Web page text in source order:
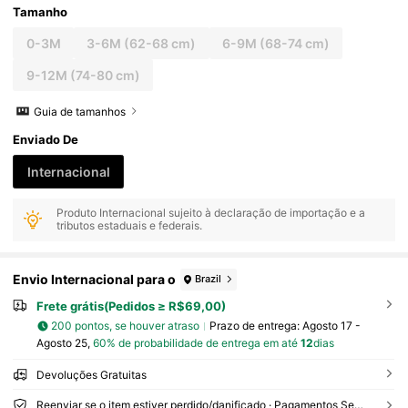
Tamanho
0-3M 3-6M (62-68 cm) 6-9M (68-74 cm)
9-12M (74-80 cm)
Guia de tamanhos
Enviado De
Internacional
Produto Internacional sujeito à declaração de importação e a
tributos estaduais e federais.
Envio Internacional para o Brazil
Frete grátis(Pedidos ≥ R$69,00)
200 pontos, se houver atraso Prazo de entrega: Agosto 17 -
Agosto 25, 60% de probabilidade de entrega em até 12dias
Devoluções Gratuitas
Reenviar se o item estiver perdido/danificado · Pagamentos Seguros · Proteção de privacidade